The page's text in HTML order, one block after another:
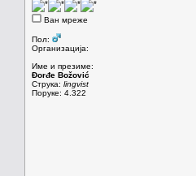
Ван мреже
Пол:
Организација:
Име и презиме:
Đorđe Božović
Струка: lingvist
Поруке: 4.322